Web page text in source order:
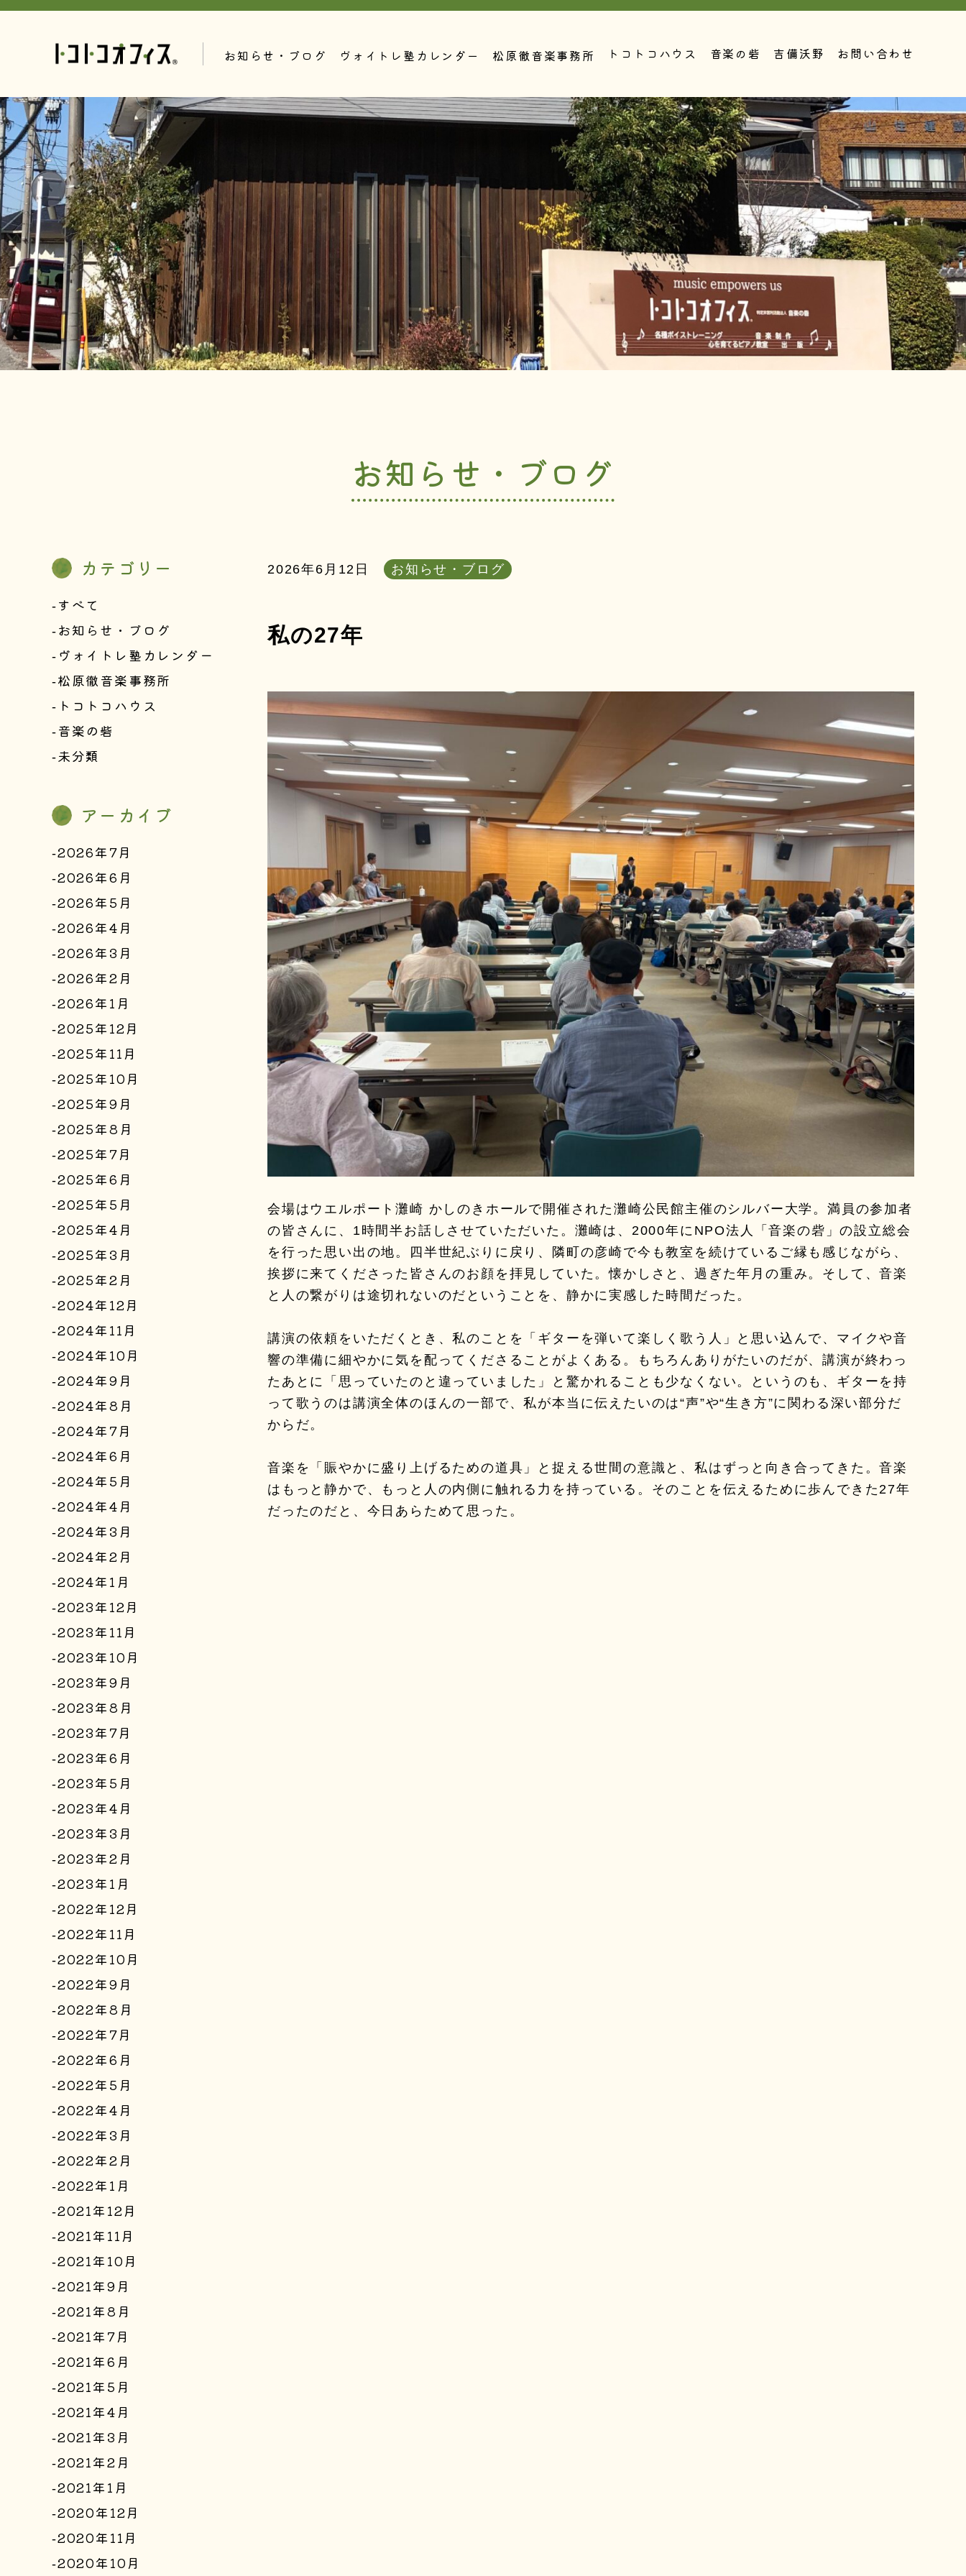
お知らせ・ブログ ヴォイトレ塾カレンダー 松原徹音楽事務所 トコトコハウス 音楽の砦 吉備沃野 お問い合わせ
お知らせ・ブログ
カテゴリー
すべて
お知らせ・ブログ
ヴォイトレ塾カレンダー
松原徹音楽事務所
トコトコハウス
音楽の砦
未分類
アーカイブ
2026年7月
2026年6月
2026年5月
2026年4月
2026年3月
2026年2月
2026年1月
2025年12月
2025年11月
2025年10月
2025年9月
2025年8月
2025年7月
2025年6月
2025年5月
2025年4月
2025年3月
2025年2月
2024年12月
2024年11月
2024年10月
2024年9月
2024年8月
2024年7月
2024年6月
2024年5月
2024年4月
2024年3月
2024年2月
2024年1月
2023年12月
2023年11月
2023年10月
2023年9月
2023年8月
2023年7月
2023年6月
2023年5月
2023年4月
2023年3月
2023年2月
2023年1月
2022年12月
2022年11月
2022年10月
2022年9月
2022年8月
2022年7月
2022年6月
2022年5月
2022年4月
2022年3月
2022年2月
2022年1月
2021年12月
2021年11月
2021年10月
2021年9月
2021年8月
2021年7月
2021年6月
2021年5月
2021年4月
2021年3月
2021年2月
2021年1月
2020年12月
2020年11月
2020年10月
2026年6月12日 お知らせ・ブログ
私の27年
会場はウエルポート灘崎 かしのきホールで開催された灘崎公民館主催のシルバー大学。満員の参加者
の皆さんに、1時間半お話しさせていただいた。灘崎は、2000年にNPO法人「音楽の砦」の設立総会
を行った思い出の地。四半世紀ぶりに戻り、隣町の彦崎で今も教室を続けているご縁も感じながら、
挨拶に来てくださった皆さんのお顔を拝見していた。懐かしさと、過ぎた年月の重み。そして、音楽
と人の繋がりは途切れないのだということを、静かに実感した時間だった。
講演の依頼をいただくとき、私のことを「ギターを弾いて楽しく歌う人」と思い込んで、マイクや音
響の準備に細やかに気を配ってくださることがよくある。もちろんありがたいのだが、講演が終わっ
たあとに「思っていたのと違っていました」と驚かれることも少なくない。というのも、ギターを持
って歌うのは講演全体のほんの一部で、私が本当に伝えたいのは“声”や“生き方”に関わる深い部分だ
からだ。
音楽を「賑やかに盛り上げるための道具」と捉える世間の意識と、私はずっと向き合ってきた。音楽
はもっと静かで、もっと人の内側に触れる力を持っている。そのことを伝えるために歩んできた27年
だったのだと、今日あらためて思った。